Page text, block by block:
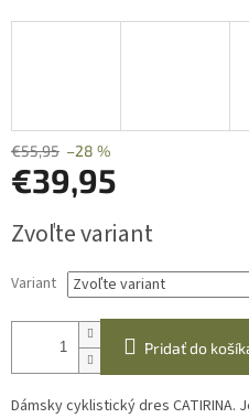
€55,95 –28 %
€39,95
cena:
Zvoľte variant
Variant
Pridať do
Dámsky cyklistický dres